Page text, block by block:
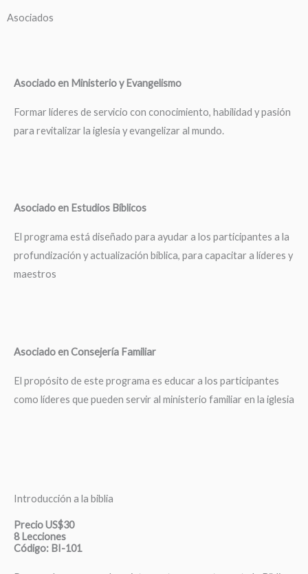
Asociados
Asociado en Ministerio y Evangelismo
Formar líderes de servicio con conocimiento, habilidad y pasión
para revitalizar la iglesia y evangelizar al mundo.
Asociado en Estudios Bíblicos
El programa está diseñado para ayudar a los participantes a la
profundización y actualización bíblica, para capacitar a líderes y
maestros
Asociado en Consejería Familiar
El propósito de este programa es educar a los participantes
como líderes que pueden servir al ministerio familiar en la iglesia
Introducción a la biblia
Precio US$30
8 Lecciones
Código: BI-101